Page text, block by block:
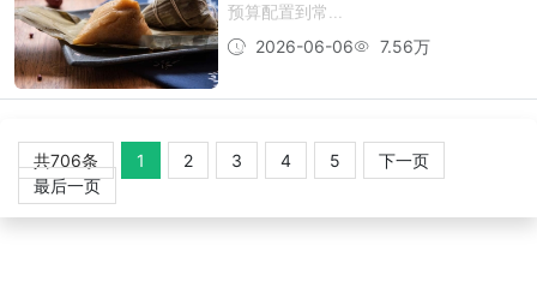
预算配置到常...
2026-06-06
7.56万
共706条 1 2 3 4 5
下一页
最后一页